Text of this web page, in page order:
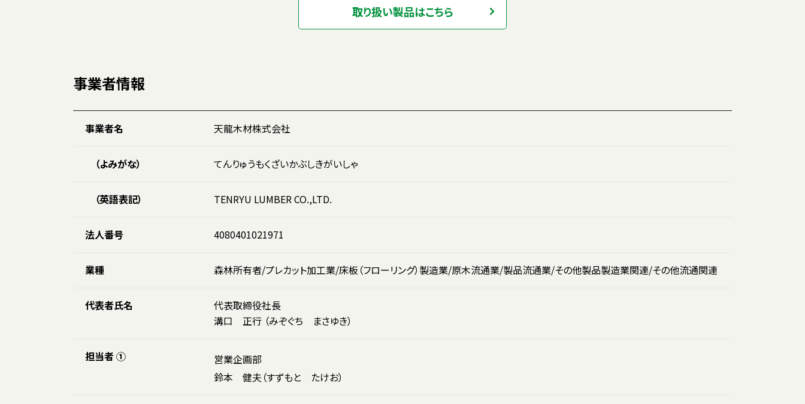
取り扱い製品はこちら
事業者情報
事業者名 天龍木材株式会社
（よみがな） てんりゅうもくざいかぶしきがいしゃ
（英語表記） TENRYU LUMBER CO.,LTD.
法人番号 4080401021971
業種 森林所有者/プレカット加工業/床板（フローリング）製造業/原木流通業/製品流通業/その他製品製造業関連/その他流通関連
代表者氏名
代表取締役社長
溝口 正行 （みぞぐち まさゆき）
担当者 ①
営業企画部
鈴本 健夫（すずもと たけお）